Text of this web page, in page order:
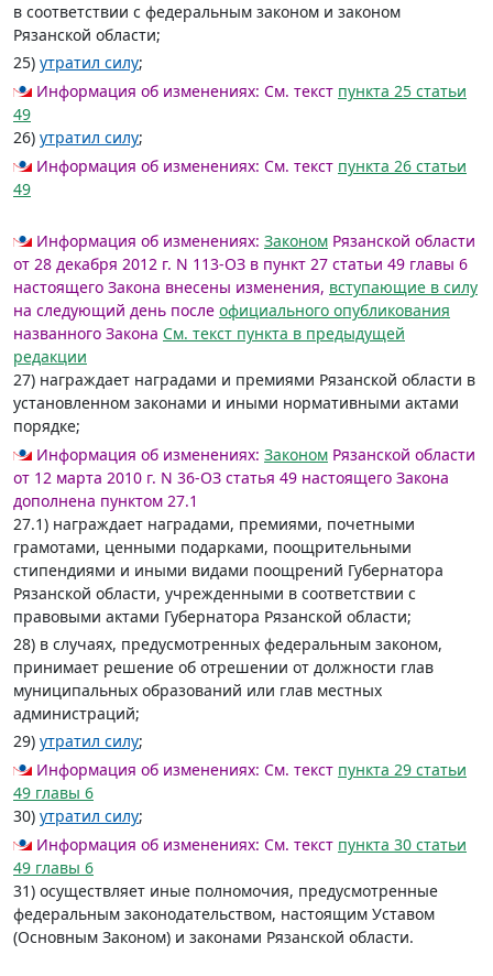
в соответствии с федеральным законом и законом
Рязанской области;
25) утратил силу;
Информация об изменениях: См. текст пункта 25 статьи
49
26) утратил силу;
Информация об изменениях: См. текст пункта 26 статьи
49
Информация об изменениях: Законом Рязанской области
от 28 декабря 2012 г. N 113-ОЗ в пункт 27 статьи 49 главы 6
настоящего Закона внесены изменения, вступающие в силу
на следующий день после официального опубликования
названного Закона См. текст пункта в предыдущей
редакции
27) награждает наградами и премиями Рязанской области в
установленном законами и иными нормативными актами
порядке;
Информация об изменениях: Законом Рязанской области
от 12 марта 2010 г. N 36-ОЗ статья 49 настоящего Закона
дополнена пунктом 27.1
27.1) награждает наградами, премиями, почетными
грамотами, ценными подарками, поощрительными
стипендиями и иными видами поощрений Губернатора
Рязанской области, учрежденными в соответствии с
правовыми актами Губернатора Рязанской области;
28) в случаях, предусмотренных федеральным законом,
принимает решение об отрешении от должности глав
муниципальных образований или глав местных
администраций;
29) утратил силу;
Информация об изменениях: См. текст пункта 29 статьи
49 главы 6
30) утратил силу;
Информация об изменениях: См. текст пункта 30 статьи
49 главы 6
31) осуществляет иные полномочия, предусмотренные
федеральным законодательством, настоящим Уставом
(Основным Законом) и законами Рязанской области.